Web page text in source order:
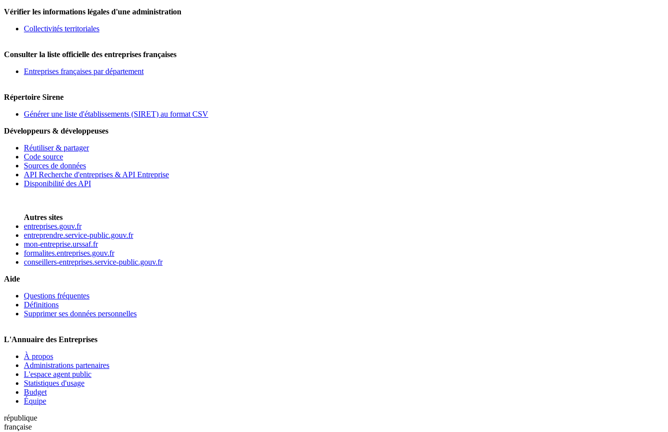
Vérifier les informations légales d'une administration
Collectivités territoriales
Consulter la liste officielle des entreprises françaises
Entreprises françaises par département
Répertoire Sirene
Générer une liste d'établissements (SIRET) au format CSV
Développeurs & développeuses
Réutiliser & partager
Code source
Sources de données
API Recherche d'entreprises & API Entreprise
Disponibilité des API
Autres sites
entreprises.gouv.fr
entreprendre.service-public.gouv.fr
mon-entreprise.urssaf.fr
formalites.entreprises.gouv.fr
conseillers-entreprises.service-public.gouv.fr
Aide
Questions fréquentes
Définitions
Supprimer ses données personnelles
L'Annuaire des Entreprises
À propos
Administrations partenaires
L'espace agent public
Statistiques d'usage
Budget
Équipe
république
française